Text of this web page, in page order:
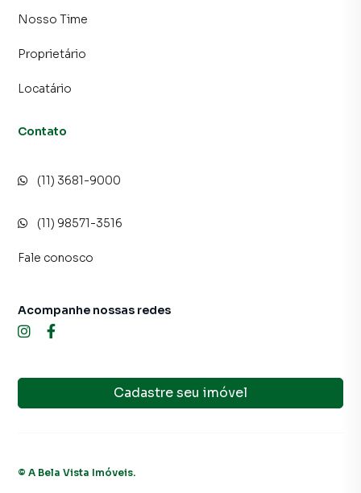
Nosso Time
Proprietário
Locatário
Contato
(11) 3681-9000
(11) 98571-3516
Fale conosco
Cadastre seu imóvel
Acompanhe nossas redes
© A Bela Vista Imóveis.